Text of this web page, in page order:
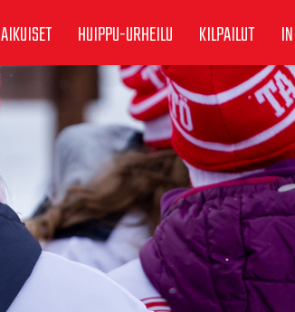
AIKUISET HUIPPU-URHEILU KILPAILUT